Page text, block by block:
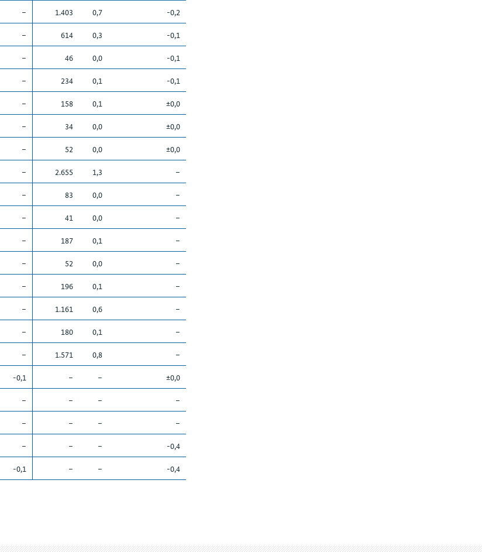
– 1.403 0,7
-0,2
– 614 0,3
-0,1
– 46 0,0
-0,1
– 234 0,1
-0,1
– 158 0,1
±0,0
– 34 0,0
±0,0
– 52 0,0
±0,0
– 2.655 1,3
–
– 83 0,0
–
– 41 0,0
–
– 187 0,1
–
– 52 0,0
–
– 196 0,1
–
– 1.161 0,6
–
– 180 0,1
–
– 1.571 0,8
–
-0,1 – –
±0,0
– – –
–
– – –
–
– – –
-0,4
-0,1 – – -0,4